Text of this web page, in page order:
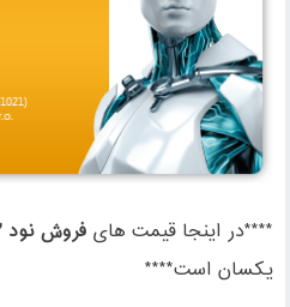
****در اینجا قیمت هایفروش نود ۳۲
یکسان است****